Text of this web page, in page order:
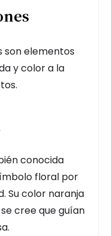
son elementos
y color a la
conocida
floral por
Su color naranja
cree que guían